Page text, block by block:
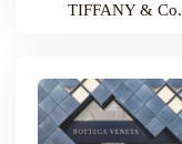
TIFFANY & Co.